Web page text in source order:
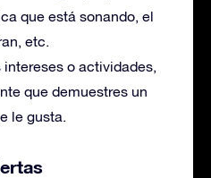
que está sonando, el
etc.
intereses o actividades,
que demuestres un
le gusta.